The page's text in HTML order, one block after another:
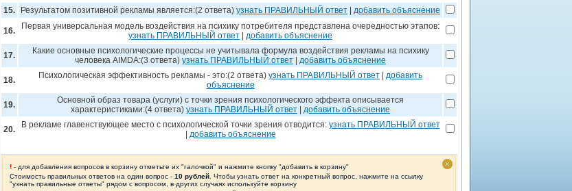
15.
Результатом позитивной рекламы является:(2 ответа) узнать ПРАВИЛЬНЫЙ ответ добавить объяснение
16.
Первая универсальная модель воздействия на психику потребителя представлена очередностью этапов:
узнать ПРАВИЛЬНЫЙ ответ
добавить объяснение
17.
Какие основные психологические процессы не учитывала формула воздействия рекламы на психику
человека AIMDA:(3 ответа) узнать ПРАВИЛЬНЫЙ ответ добавить объяснение
18. Психологическая эффективность рекламы - это:(2 ответа) узнать ПРАВИЛЬНЫЙ ответ
добавить
объяснение
19.
Основной образ товара (услуги) с точки зрения психологического эффекта описывается
характеристиками:(4 ответа) узнать ПРАВИЛЬНЫЙ ответ добавить объяснение
20. В рекламе главенствующее место с психологической точки зрения отводится: узнать ПРАВИЛЬНЫЙ ответ
добавить объяснение
! - для добавления вопросов в корзину отметьте их "галочкой" и нажмите кнопку "добавить в корзину"
Стоимость правильных ответов на один вопрос - 10 рублей . Чтобы узнать ответ на конкретный вопрос, нажмите на ссылку
"узнать правильные ответы" рядом с вопросом, в других случаях используйте корзину